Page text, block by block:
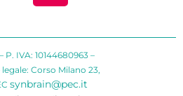
IVA: 10144680963 –
legale: Corso Milano 23,
synbrain@pec.it